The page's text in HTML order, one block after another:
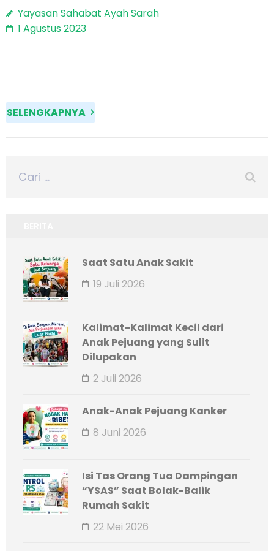
Yayasan Sahabat Ayah Sarah
1 Agustus 2023
SELENGKAPNYA
untuk:
Saat Satu Anak Sakit
19 Juli 2026
Kalimat-Kalimat Kecil dari
Anak Pejuang yang Sulit
Dilupakan
2 Juli 2026
Anak-Anak Pejuang Kanker
8 Juni 2026
Isi Tas Orang Tua Dampingan
“YSAS” Saat Bolak-Balik
Rumah Sakit
22 Mei 2026